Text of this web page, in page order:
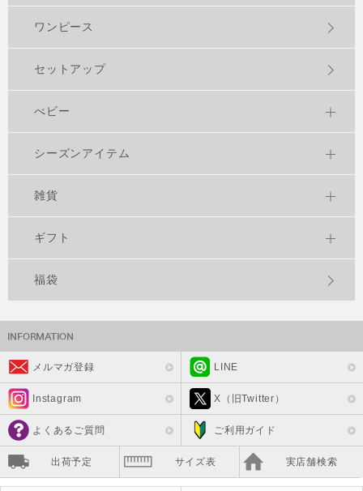
ワンピース
セットアップ
べビー
シーズンアイテム
雑貨
ギフト
福袋
メルマガ登録 LINE
Instagram X（旧Twitter）
よくあるご質問 ご利用ガイド
出荷予定 サイズ表 実店舗検索